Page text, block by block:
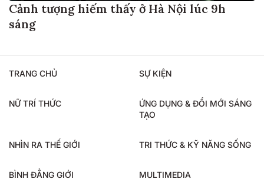
Cảnh tượng hiếm thấy ở Hà Nội lúc 9h
sáng
TRANG CHỦ SỰ KIỆN
NỮ TRÍ THỨC
ỨNG DỤNG & ĐỔI MỚI SÁNG
TẠO
NHÌN RA THẾ GIỚI TRI THỨC & KỸ NĂNG SỐNG
BÌNH ĐẲNG GIỚI MULTIMEDIA